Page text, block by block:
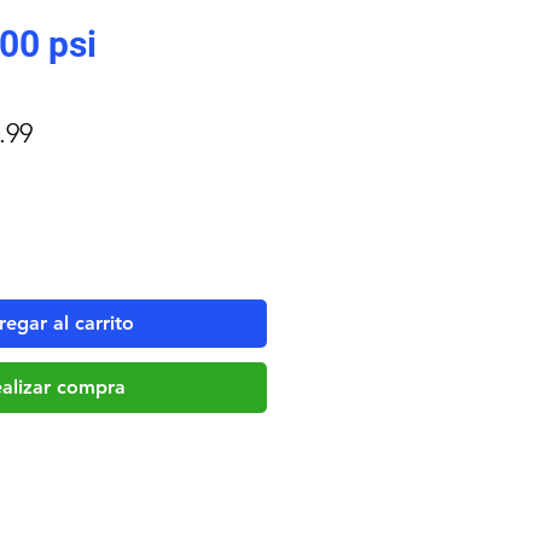
psi
Precio
al carrito
compra